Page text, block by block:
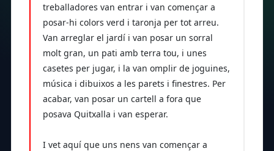
treballadores van entrar i van començar a
posar-hi colors verd i taronja per tot arreu.
Van arreglar el jardí i van posar un sorral
molt gran, un pati amb terra tou, i unes
casetes per jugar, i la van omplir de joguines,
música i dibuixos a les parets i finestres. Per
acabar, van posar un cartell a fora que
posava Quitxalla i van esperar.
I vet aquí que uns nens van començar a